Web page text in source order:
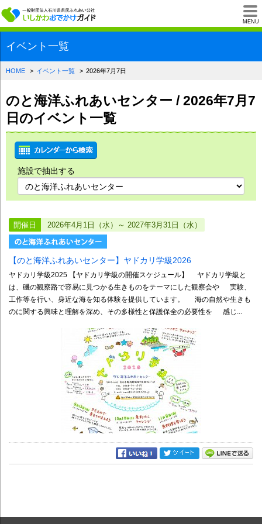
MENU
一般財団法人石川
イベント一覧
HOME イベント一覧 2026年7月7日
のと海洋ふれあいセンター / 2026年7月7
日のイベント一覧
施設で抽出する
開催日 2026年4月1日（水）～ 2027年3月31日（水）
【のと海洋ふれあいセンター】ヤドカリ学級2026
ヤドカリ学級2025 【ヤドカリ学級の開催スケジュール】 ヤドカリ学級と
は、磯の観察路で容易に見つかる生きものをテーマにした観察会や 実験、
工作等を行い、身近な海を知る体験を提供しています。 海の自然や生きも
のに関する興味と理解を深め、その多様性と保護保全の必要性を 感じ...